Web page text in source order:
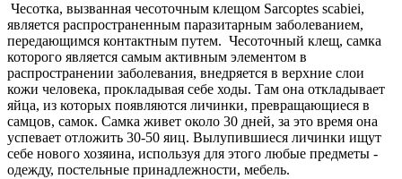
Чесотка, вызванная чесоточным клещом Sarcoptes scabiei,
является распространенным паразитарным заболеванием,
передающимся контактным путем. Чесоточный клещ, самка
которого является самым активным элементом в
распространении заболевания, внедряется в верхние слои
кожи человека, прокладывая себе ходы. Там она откладывает
яйца, из которых появляются личинки, превращающиеся в
самцов, самок. Самка живет около 30 дней, за это время она
успевает отложить 30-50 яиц. Вылупившиеся личинки ищут
себе нового хозяина, используя для этого любые предметы -
одежду, постельные принадлежности, мебель.